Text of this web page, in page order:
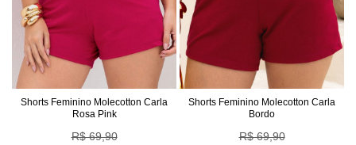
Shorts Feminino Molecotton Carla
Rosa Pink
R$ 69,90
Shorts Feminino Molecotton Carla
Bordo
R$ 69,90